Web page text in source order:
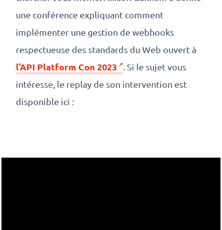
une conférence expliquant comment
implémenter une gestion de webhooks
respectueuse des standards du Web ouvert à
l’API Platform Con 2023
. Si le sujet vous
intéresse, le replay de son intervention est
disponible ici :